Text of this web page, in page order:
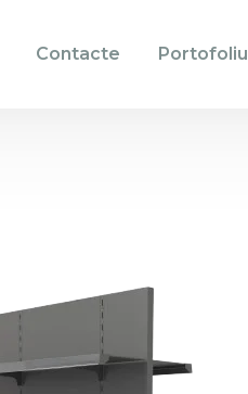
Contacte Portofoliu